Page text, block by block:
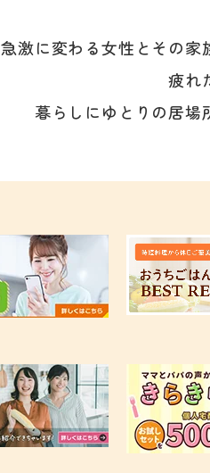
急激に変わる女性と その家
疲れ
暮らしにゆとりの居場